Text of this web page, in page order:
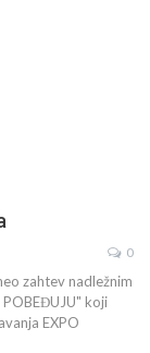
0
zahtev nadležnim
koji
EXPO